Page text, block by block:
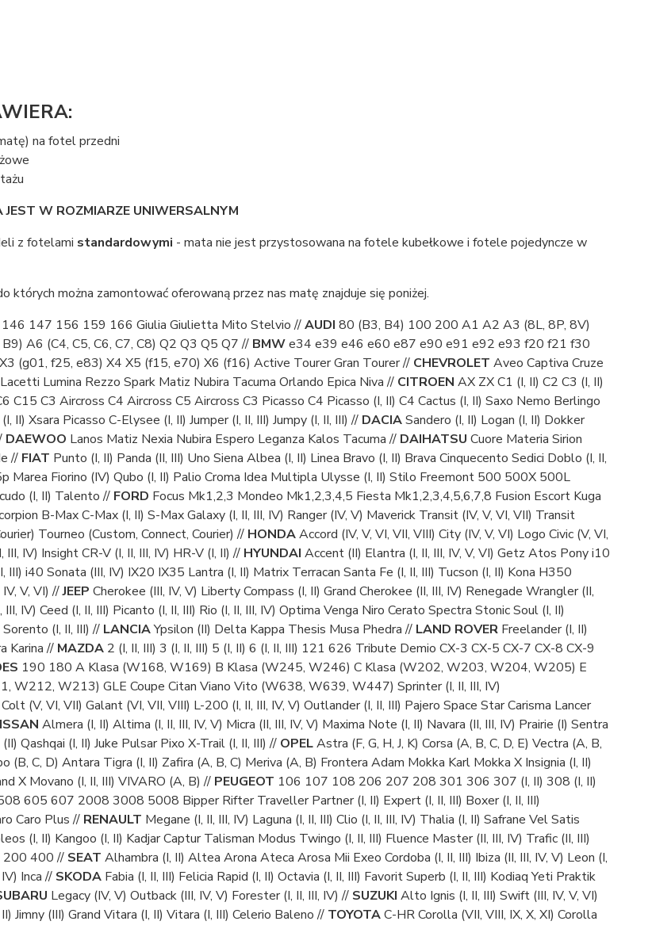
na fotel przedni
W ROZMIARZE UNIWERSALNYM
z fotelami standardowymi - mata nie jest przystosowana na fotele kubełkowe i fotele pojedyncze w
których można zamontować oferowaną przez nas matę znajduje się poniżej.
147 156 159 166 Giulia Giulietta Mito Stelvio //AUDI 80 (B3, B4) 100 200 A1 A2 A3 (8L, 8P, 8V)
A6 (C4, C5, C6, C7, C8) Q2 Q3 Q5 Q7 // BMWe34 e39 e46 e60 e87 e90 e91 e92 e93 f20 f21 f30
(g01, f25, e83) X4 X5 (f15, e70) X6 (f16) Active Tourer Gran Tourer // CHEVROLET Aveo Captiva Cruze
Lumina Rezzo Spark Matiz Nubira Tacuma Orlando Epica Niva // CITROEN AX ZX C1 (I, II) C2 C3 (I, II)
C15 C3 Aircross C4 Aircross C5 Aircross C3 Picasso C4 Picasso (I, II) C4 Cactus (I, II) Saxo Nemo Berlingo
II) Xsara Picasso C-Elysee (I, II) Jumper (I, II, III) Jumpy (I, II, III) // DACIASandero (I, II) Logan (I, II) Dokker
DAEWOO Lanos Matiz Nexia Nubira Espero Leganza Kalos Tacuma // DAIHATSU Cuore Materia Sirion
// FIAT Punto (I, II) Panda (II, III) Uno Siena Albea (I, II) Linea Bravo (I, II) Brava Cinquecento Sedici Doblo (I, II,
Marea Fiorino (IV) Qubo (I, II) Palio Croma Idea Multipla Ulysse (I, II) Stilo Freemont 500 500X 500L
(I, II) Talento // FORD Focus Mk1,2,3 Mondeo Mk1,2,3,4,5 Fiesta Mk1,2,3,4,5,6,7,8 Fusion Escort Kuga
B-Max C-Max (I, II) S-Max Galaxy (I, II, III, IV) Ranger (IV, V) Maverick Transit (IV, V, VI, VII) Transit
Tourneo (Custom, Connect, Courier) // HONDAAccord (IV, V, VI, VII, VIII) City (IV, V, VI) Logo Civic (V, VI,
III, IV) Insight CR-V (I, II, III, IV) HR-V (I, II) // HYUNDAI Accent (II) Elantra (I, II, III, IV, V, VI) Getz Atos Pony i10
III) i40 Sonata (III, IV) IX20 IX35 Lantra (I, II) Matrix Terracan Santa Fe (I, II, III) Tucson (I, II) Kona H350
IV, V, VI) //JEEP Cherokee (III, IV, V) Liberty Compass (I, II) Grand Cherokee (II, III, IV) Renegade Wrangler (II,
III, IV) Ceed (I, II, III) Picanto (I, II, III) Rio (I, II, III, IV) Optima Venga Niro Cerato Spectra Stonic Soul (I, II)
(I, II, III) // LANCIAYpsilon (II) Delta Kappa Thesis Musa Phedra // LAND ROVERFreelander (I, II)
Karina // MAZDA2 (I, II, III) 3 (I, II, III) 5 (I, II) 6 (I, II, III) 121 626 Tribute Demio CX-3 CX-5 CX-7 CX-8 CX-9
190 180 A Klasa (W168, W169) B Klasa (W245, W246) C Klasa (W202, W203, W204, W205) E
W212, W213) GLE Coupe Citan Viano Vito (W638, W639, W447) Sprinter (I, II, III, IV)
(V, VI, VII) Galant (VI, VII, VIII) L-200 (I, II, III, IV, V) Outlander (I, II, III) Pajero Space Star Carisma Lancer
Almera (I, II) Altima (I, II, III, IV, V) Micra (II, III, IV, V) Maxima Note (I, II) Navara (II, III, IV) Prairie (I) Sentra
Qashqai (I, II) Juke Pulsar Pixo X-Trail (I, II, III) // OPELAstra (F, G, H, J, K) Corsa (A, B, C, D, E) Vectra (A, B,
(B, C, D) Antara Tigra (I, II) Zafira (A, B, C) Meriva (A, B) Frontera Adam Mokka Karl Mokka X Insignia (I, II)
X Movano (I, II, III) VIVARO (A, B) // PEUGEOT 106 107 108 206 207 208 301 306 307 (I, II) 308 (I, II)
605 607 2008 3008 5008 Bipper Rifter Traveller Partner (I, II) Expert (I, II, III) Boxer (I, II, III)
Caro Plus // RENAULT Megane (I, II, III, IV) Laguna (I, II, III) Clio (I, II, III, IV) Thalia (I, II) Safrane Vel Satis
(I, II) Kangoo (I, II) Kadjar Captur Talisman Modus Twingo (I, II, III) Fluence Master (II, III, IV) Trafic (II, III)
400 // SEAT Alhambra (I, II) Altea Arona Ateca Arosa Mii Exeo Cordoba (I, II, III) Ibiza (II, III, IV, V) Leon (I,
Inca // SKODAFabia (I, II, III) Felicia Rapid (I, II) Octavia (I, II, III) Favorit Superb (I, II, III) Kodiaq Yeti Praktik
Legacy (IV, V) Outback (III, IV, V) Forester (I, II, III, IV) // SUZUKI Alto Ignis (I, II, III) Swift (III, IV, V, VI)
Jimny (III) Grand Vitara (I, II) Vitara (I, III) Celerio Baleno // TOYOTAC-HR Corolla (VII, VIII, IX, X, XI) Corolla